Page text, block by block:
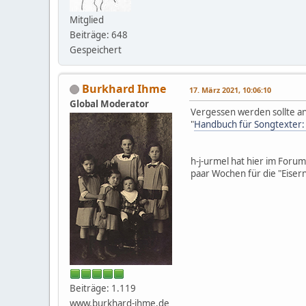
Mitglied
Beiträge: 648
Gespeichert
Burkhard Ihme
Global Moderator
Beiträge: 1.119
www.burkhard-ihme.de
17. März 2021, 10:06:10
Vergessen werden sollte
"Handbuch für
h-j-urmel hat hier im
paar Wochen für die